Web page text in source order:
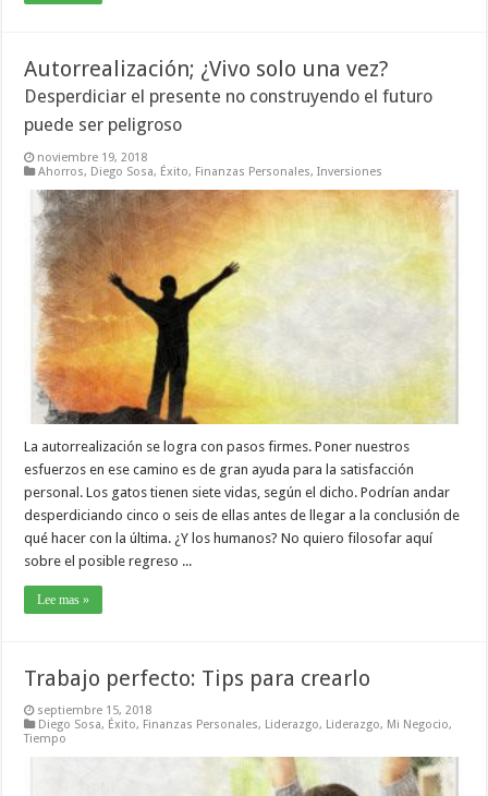
Autorrealización; ¿Vivo solo una vez?
Desperdiciar el presente no construyendo el futuro
puede ser peligroso
noviembre 19, 2018
Ahorros, Diego Sosa, Éxito, Finanzas Personales,Inversiones
La autorrealización se logra con pasos firmes. Poner nuestros
esfuerzos en ese camino es de gran ayuda para la satisfacción
personal. Los gatos tienen siete vidas, según el dicho. Podrían andar
desperdiciando cinco o seis de ellas antes de llegar a la conclusión de
qué hacer con la última. ¿Y los humanos? No quiero filosofar aquí
sobre el posible regreso ...
Lee mas »
Trabajo perfecto: Tips para crearlo
septiembre 15, 2018
Diego Sosa, Éxito, Finanzas Personales, Liderazgo, Liderazgo, Mi Negocio,
Tiempo